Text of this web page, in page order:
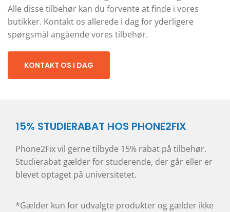
Alle disse tilbehør kan du forvente at finde i vores
butikker. Kontakt os allerede i dag for yderligere
spørgsmål angående vores tilbehør.
KONTAKT OS I DAG
15% STUDIERABAT HOS PHONE2FIX
Phone2Fix vil gerne tilbyde 15% rabat på tilbehør.
Studierabat gælder for studerende, der går eller er
blevet optaget på universitetet.
*Gælder kun for udvalgte produkter og gælder ikke